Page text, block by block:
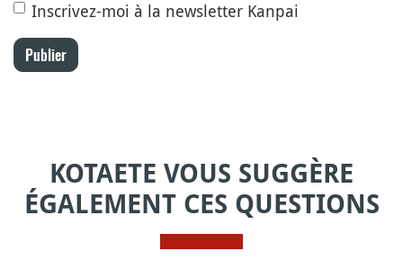
Inscrivez-moi à la newsletter Kanpai
Publier
KOTAETE VOUS SUGGÈRE
ÉGALEMENT CES QUESTIONS